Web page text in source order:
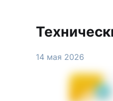
14 мая 2026